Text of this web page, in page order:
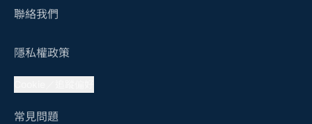
聯絡我們
隱私權政策
常見問題